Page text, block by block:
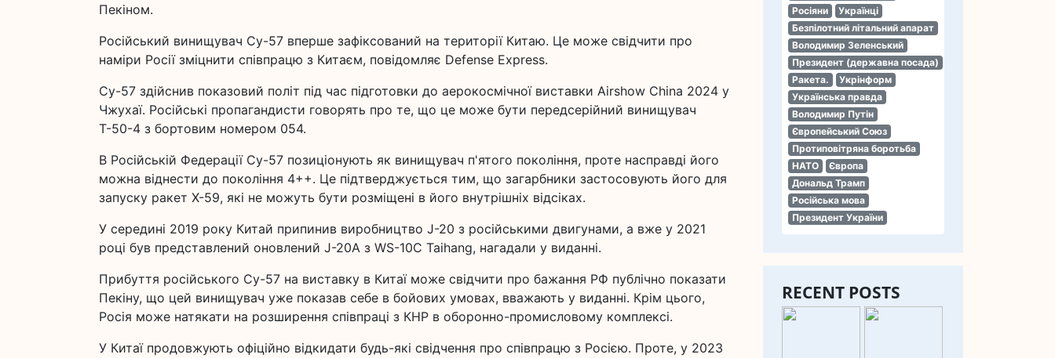
Росіяни
Українці
Безпілотний літальний апарат
Володимир Зеленський
Президент (державна посада)
Ракета.
Укрінформ
Українська правда
Володимир Путін
Європейський Союз
Протиповітряна боротьба
НАТО
Європа
Дональд Трамп
Російська мова
Президент України
RECENT POSTS
Пекіном.
Російський винищувач Су-57 вперше зафіксований на території Китаю. Це може свідчити про
наміри Росії зміцнити співпрацю з Китаєм, повідомляє Defense Express.
Су-57 здійснив показовий політ під час підготовки до аерокосмічної виставки Airshow China 2024 у
Чжухаї. Російські пропагандисти говорять про те, що це може бути передсерійний винищувач
Т-50-4 з бортовим номером 054.
В Російській Федерації Су-57 позиціонують як винищувач п'ятого покоління, проте насправді його
можна віднести до покоління 4++. Це підтверджується тим, що загарбники застосовують його для
запуску ракет Х-59, які не можуть бути розміщені в його внутрішніх відсіках.
У середині 2019 року Китай припинив виробництво J-20 з російськими двигунами, а вже у 2021
році був представлений оновлений J-20A з WS-10C Taihang, нагадали у виданні.
Прибуття російського Су-57 на виставку в Китаї може свідчити про бажання РФ публічно показати
Пекіну, що цей винищувач уже показав себе в бойових умовах, вважають у виданні. Крім цього,
Росія може натякати на розширення співпраці з КНР в оборонно-промисловому комплексі.
У Китаї продовжують офіційно відкидати будь-які свідчення про співпрацю з Росією. Проте, у 2023